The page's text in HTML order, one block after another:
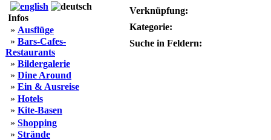
Infos
» Ausflüge
» Bars-Cafes-
Restaurants
» Bildergalerie
» Dine Around
» Ein & Ausreise
» Hotels
» Kite-Basen
» Shopping
» Strände
Verknüpfung:
Kategorie:
Suche in Feldern: